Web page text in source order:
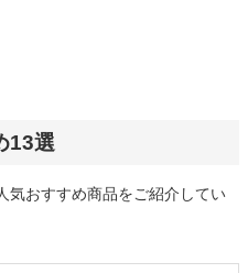
13選
気おすすめ商品をご紹介してい